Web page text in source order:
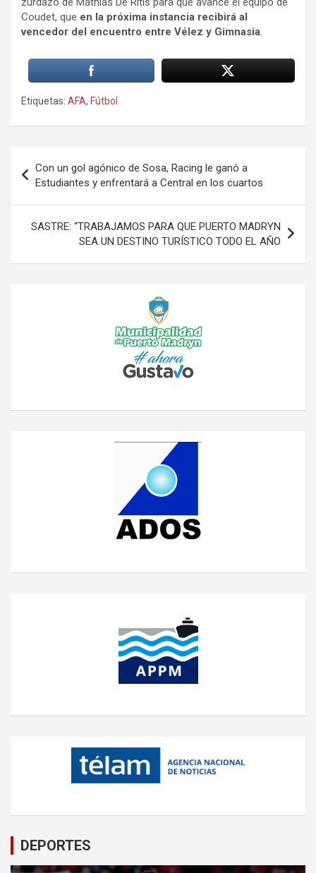
Coudet, que en la próxima instancia recibirá al
vencedor del encuentro entre Vélez y Gimnasia.
Etiquetas: AFA, Fútbol
de
entradas
Con un gol agónico de Sosa, Racing le ganó a
Estudiantes y enfrentará a Central en los cuartos
SASTRE: “TRABAJAMOS PARA QUE PUERTO MADRYN
SEA UN DESTINO TURÍSTICO TODO EL AÑO
DEPORTES